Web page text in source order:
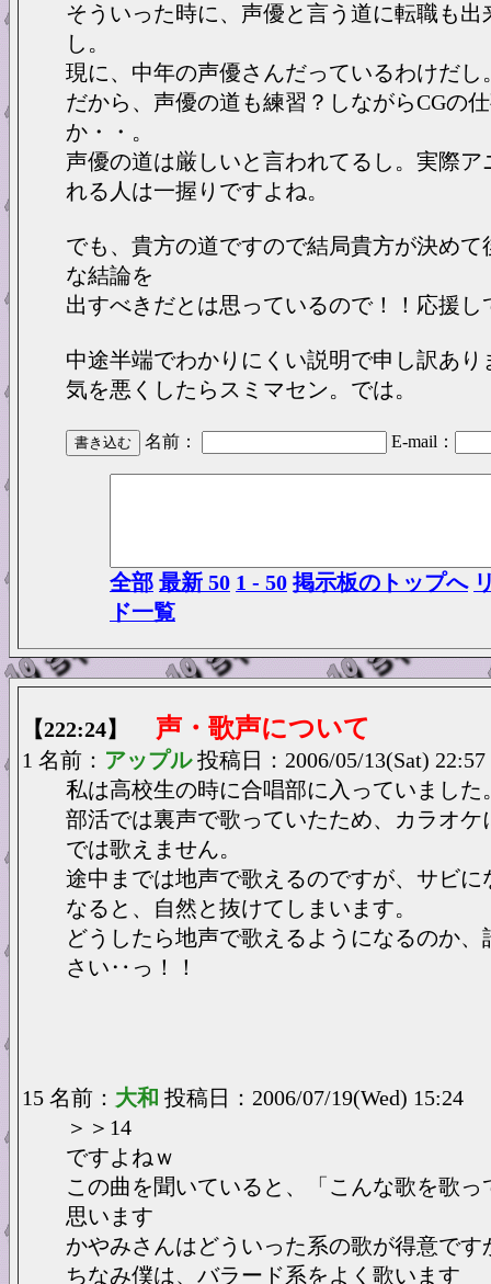
そういった時に、声優と言う道に転職も出
し。
現に、中年の声優さんだっているわけだし
だから、声優の道も練習？しながらCGの
か・・。
声優の道は厳しいと言われてるし。実際ア
れる人は一握りですよね。
でも、貴方の道ですので結局貴方が決めて
な結論を
出すべきだとは思っているので！！応援し
中途半端でわかりにくい説明で申し訳あり
気を悪くしたらスミマセン。では。
名前： E-mail：
全部 最新 50 1 - 50 掲示板のトップへ
ド一覧
【222:24】 声・歌声について
1 名前： アップル投稿日：2006/05/13(Sat) 22:57
私は高校生の時に合唱部に入っていました
部活では裏声で歌っていたため、カラオケ
では歌えません。
途中までは地声で歌えるのですが、サビに
なると、自然と抜けてしまいます。
どうしたら地声で歌えるようになるのか、
さい‥っ！！
15 名前： 大和 投稿日：2006/07/19(Wed) 15:24
＞＞14
ですよねｗ
この曲を聞いていると、「こんな歌を歌っ
思います
かやみさんはどういった系の歌が得意です
ちなみ僕は、バラード系をよく歌います